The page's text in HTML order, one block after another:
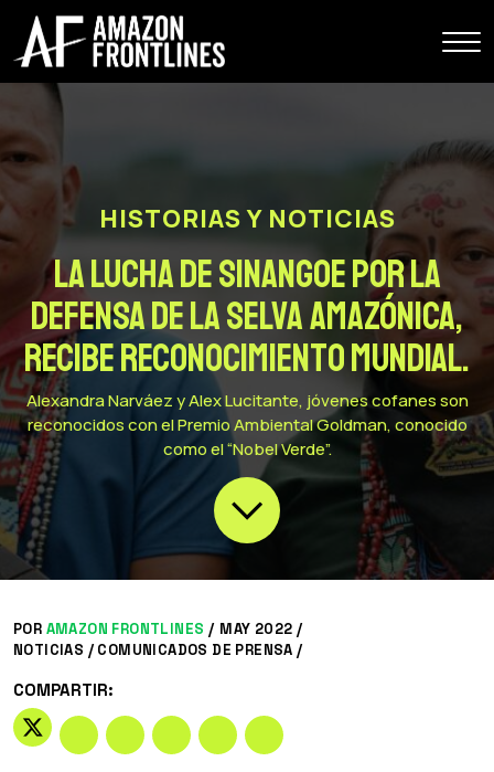
HISTORIAS Y NOTICIAS
La lucha de Sinangoe por la
defensa de la selva amazónica,
recibe reconocimiento MUNDIAL.
Alexandra Narváez y Alex Lucitante, jóvenes cofanes son
reconocidos con el Premio Ambiental Goldman, conocido
como el “Nobel Verde”.
POR AMAZON FRONTLINES / MAY 2022 /
NOTICIAS /COMUNICADOS DE PRENSA /
COMPARTIR: